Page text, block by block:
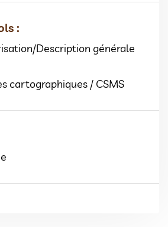
:
Description générale
cartographiques / CSMS